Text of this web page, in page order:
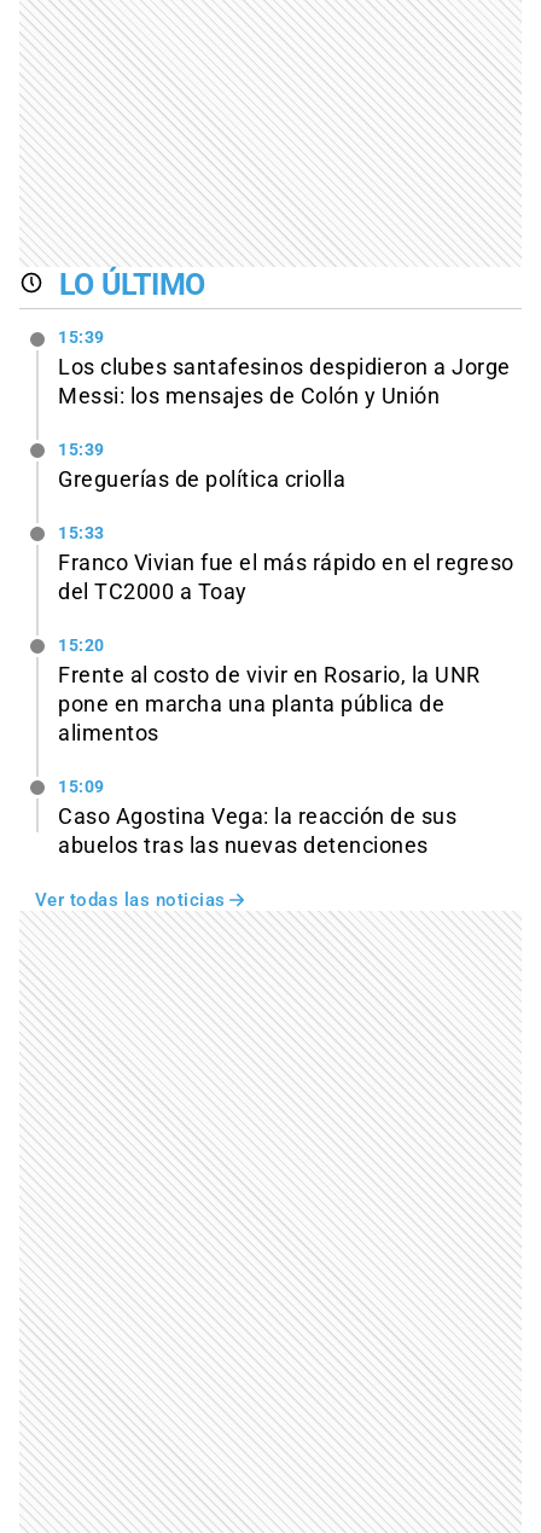
LO ÚLTIMO
15:39
Los clubes santafesinos despidieron a Jorge
Messi: los mensajes de Colón y Unión
15:39
Greguerías de política criolla
15:33
Franco Vivian fue el más rápido en el regreso
del TC2000 a Toay
15:20
Frente al costo de vivir en Rosario, la UNR
pone en marcha una planta pública de
alimentos
15:09
Caso Agostina Vega: la reacción de sus
abuelos tras las nuevas detenciones
Ver todas las noticias